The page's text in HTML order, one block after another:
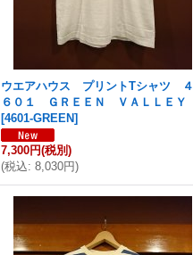
ウエアハウス プリントTシャツ ４
６０１ ＧＲＥＥＮ ＶＡＬＬＥＹ
[4601-GREEN]
7,300円(税別)
(税込: 8,030円)